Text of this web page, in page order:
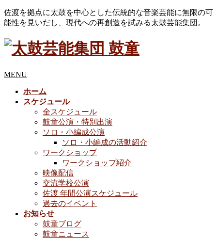
佐渡を拠点に太鼓を中心とした伝統的な音楽芸能に無限の可
能性を見いだし、現代への再創造を試みる太鼓芸能集団。
MENU
ホーム
スケジュール
全スケジュール
鼓童公演・特別出演
ソロ・小編成公演
ソロ・小編成の活動紹介
ワークショップ
ワークショップ紹介
映像配信
交流学校公演
佐渡 年間公演スケジュール
過去のイベント
お知らせ
鼓童ブログ
鼓童ニュース